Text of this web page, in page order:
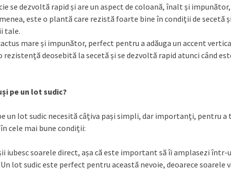
se dezvoltă rapid și are un aspect de coloană, înalt și
este o plantă care rezistă foarte bine în condiții de secetă
tale.
mare și impunător, perfect pentru a adăuga un accent
rezistență deosebită la secetă și se dezvoltă rapid atunci când
pe un lot sudic?
un lot sudic necesită câțiva pași simpli, dar importanți, pentru a
cele mai bune condiții:
iubesc soarele direct, așa că este important să îi amplasezi într-
lot sudic este perfect pentru această nevoie, deoarece soarele